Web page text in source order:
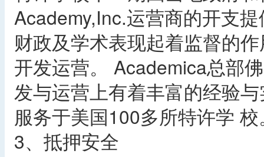
Academy,Inc.运营商的开支
财政及学术表现起着监督的
开发运营。 Academica总部
发与运营上有着丰富的经验
服务于美国100多所特许学 校
3、抵押安全